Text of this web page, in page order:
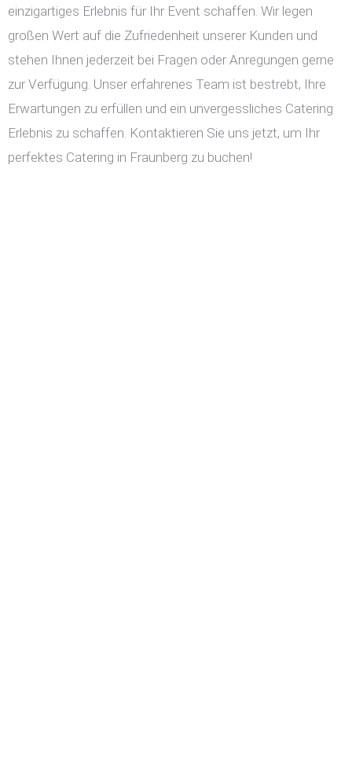
einzigartiges Erlebnis für Ihr Event schaffen. Wir legen
großen Wert auf die Zufriedenheit unserer Kunden und
stehen Ihnen jederzeit bei Fragen oder Anregungen gerne
zur Verfügung. Unser erfahrenes Team ist bestrebt, Ihre
Erwartungen zu erfüllen und ein unvergessliches Catering
Erlebnis zu schaffen. Kontaktieren Sie uns jetzt, um Ihr
perfektes Catering in Fraunberg zu buchen!